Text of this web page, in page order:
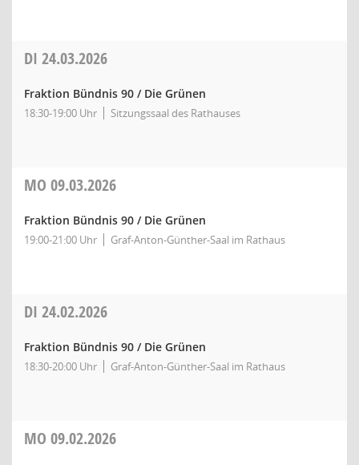
DI 24.03.2026
Fraktion Bündnis 90 / Die Grünen
18:30-19:00 Uhr Sitzungssaal des Rathauses
MO 09.03.2026
Fraktion Bündnis 90 / Die Grünen
19:00-21:00 Uhr Graf-Anton-Günther-Saal im Rathaus
DI 24.02.2026
Fraktion Bündnis 90 / Die Grünen
18:30-20:00 Uhr Graf-Anton-Günther-Saal im Rathaus
MO 09.02.2026